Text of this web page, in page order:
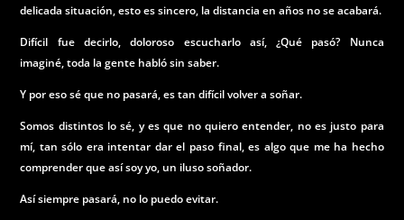
delicada situación, esto es sincero, la distancia en años no se acabará.
Difícil fue decirlo, doloroso escucharlo así, ¿Qué pasó? Nunca
imaginé, toda la gente habló sin saber.
Y por eso sé que no pasará, es tan difícil volver a soñar.
Somos distintos lo sé, y es que no quiero entender, no es justo para
mí, tan sólo era intentar dar el paso final, es algo que me ha hecho
comprender que así soy yo, un iluso soñador.
Así siempre pasará, no lo puedo evitar.